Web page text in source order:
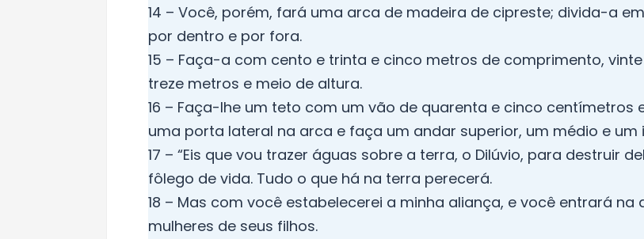
14 – Você, porém, fará uma arca de madeira de cipreste; divida-a
por dentro e por fora.
15 – Faça-a com cento e trinta e cinco metros de comprimento,
treze metros e meio de altura.
16 – Faça-lhe um teto com um vão de quarenta e cinco
uma porta lateral na arca e faça um andar superior, um médio e um
17 – “Eis que vou trazer águas sobre a terra, o Dilúvio, para destruir
fôlego de vida. Tudo o que há na terra perecerá.
18 – Mas com você estabelecerei a minha aliança, e você entrará
mulheres de seus filhos.